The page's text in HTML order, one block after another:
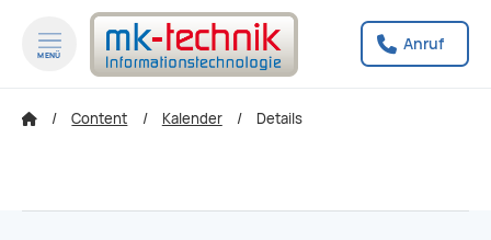
MENÜ
Anruf
zum Inhalt springen
Content Kalender Details